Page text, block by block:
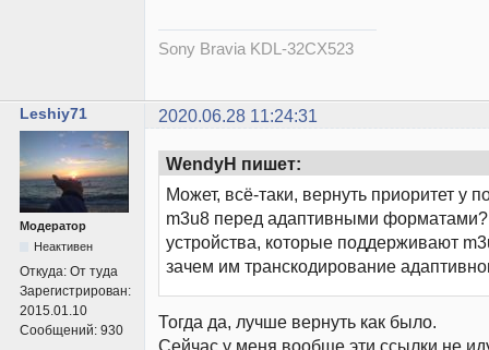
Sony Bravia KDL-32CX523
Leshiy71 2020.06.28 11:24:31
Модератор
Неактивен
Откуда: От туда
Зарегистрирован:
2015.01.10
Сообщений: 930
WendyH пишет:
Может, всё-таки, вернуть приоритет у
m3u8 перед адаптивными форматами?
устройства, которые поддерживают
зачем им транскодирование
Тогда да, лучше вернуть как было.
Сейчас у меня вообще эти ссылки не